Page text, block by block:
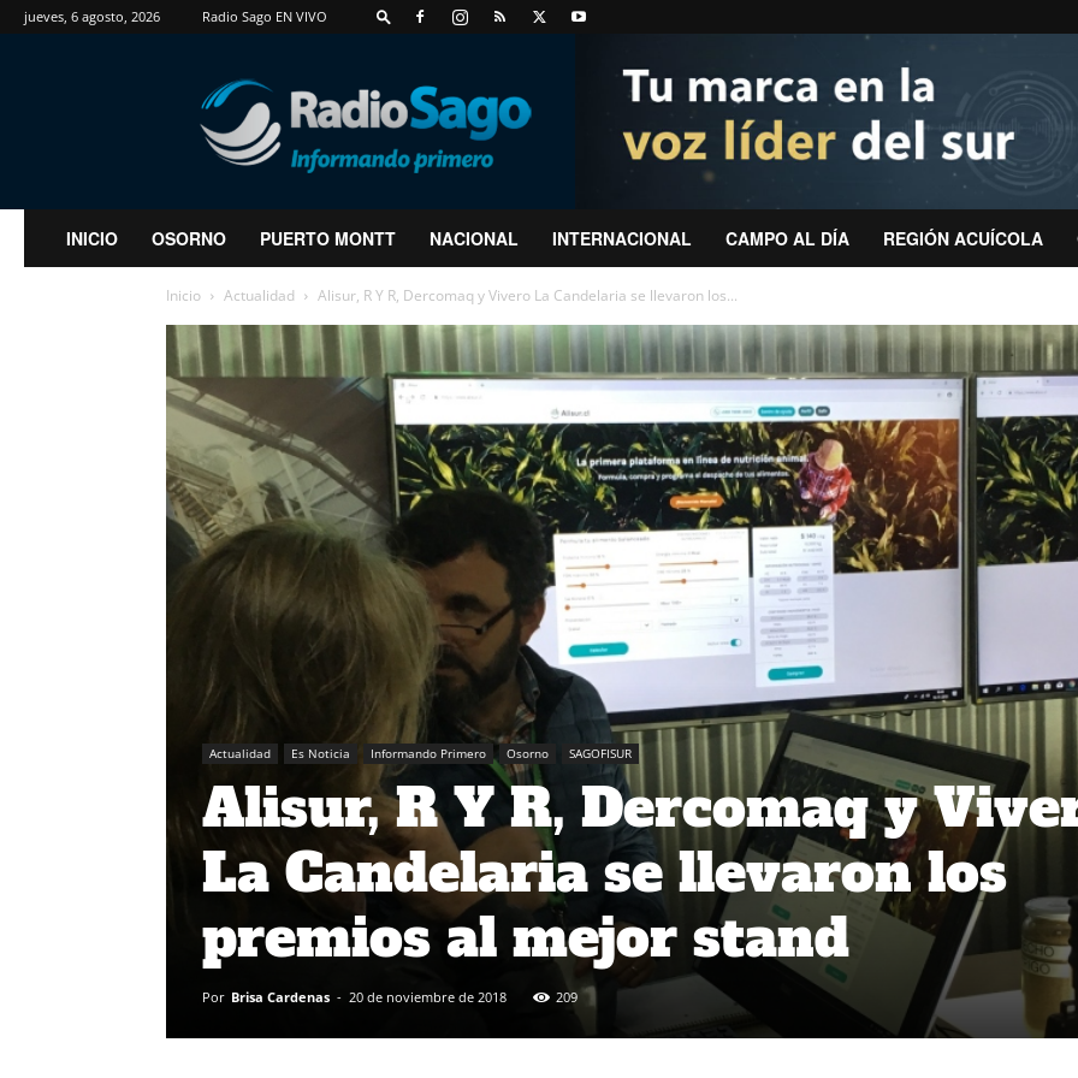
jueves, 6 agosto, 2026 Radio Sago EN VIVO
RadioSago
INICIO OSORNO PUERTO MONTT NACIONAL INTERNACIONAL CAMPO AL DÍA REGIÓN ACUÍCOLA
Inicio Actualidad Alisur, R Y R, Dercomaq y Vivero La Candelaria se llevaron los...
Actualidad Es Noticia Informando Primero Osorno SAGOFISUR
Alisur, R Y R, Dercomaq y
La Candelaria se llevaron los
premios al mejor stand
Por Brisa Cardenas - 20 de noviembre de 2018 209